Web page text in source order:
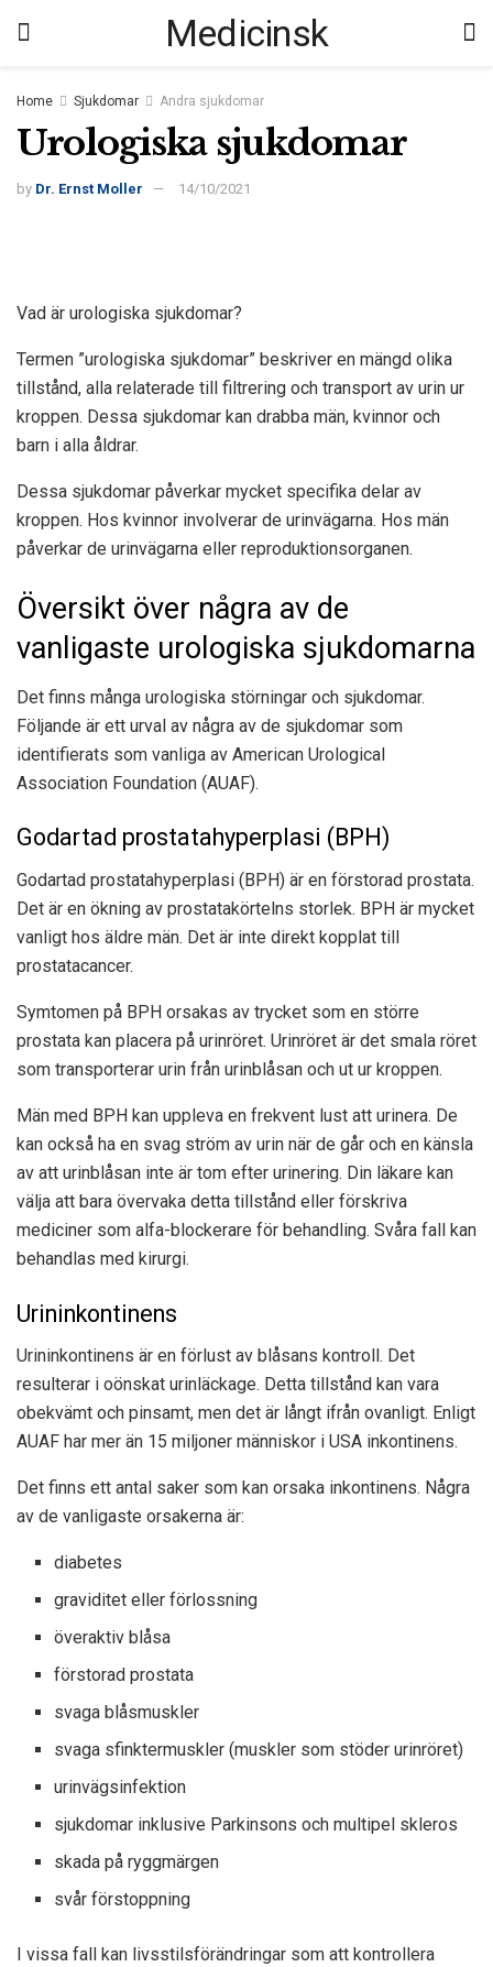
Medicinsk
Home Sjukdomar Andra sjukdomar
Urologiska sjukdomar
by Dr. Ernst Moller 14/10/2021
Vad är urologiska sjukdomar?
Termen ”urologiska sjukdomar” beskriver en mängd olika
tillstånd, alla relaterade till filtrering och transport av urin ur
kroppen. Dessa sjukdomar kan drabba män, kvinnor och
barn i alla åldrar.
Dessa sjukdomar påverkar mycket specifika delar av
kroppen. Hos kvinnor involverar de urinvägarna. Hos män
påverkar de urinvägarna eller reproduktionsorganen.
Översikt över några av de
vanligaste urologiska sjukdomarna
Det finns många urologiska störningar och sjukdomar.
Följande är ett urval av några av de sjukdomar som
identifierats som vanliga av American Urological
Association Foundation (AUAF).
Godartad prostatahyperplasi (BPH)
Godartad prostatahyperplasi (BPH) är en förstorad prostata.
Det är en ökning av prostatakörtelns storlek. BPH är mycket
vanligt hos äldre män. Det är inte direkt kopplat till
prostatacancer.
Symtomen på BPH orsakas av trycket som en större
prostata kan placera på urinröret. Urinröret är det smala röret
som transporterar urin från urinblåsan och ut ur kroppen.
Män med BPH kan uppleva en frekvent lust att urinera. De
kan också ha en svag ström av urin när de går och en känsla
av att urinblåsan inte är tom efter urinering. Din läkare kan
välja att bara övervaka detta tillstånd eller förskriva
mediciner som alfa-blockerare för behandling. Svåra fall kan
behandlas med kirurgi.
Urininkontinens
Urininkontinens är en förlust av blåsans kontroll. Det
resulterar i oönskat urinläckage. Detta tillstånd kan vara
obekvämt och pinsamt, men det är långt ifrån ovanligt. Enligt
AUAF har mer än 15 miljoner människor i USA inkontinens.
Det finns ett antal saker som kan orsaka inkontinens. Några
av de vanligaste orsakerna är:
diabetes
graviditet eller förlossning
överaktiv blåsa
förstorad prostata
svaga blåsmuskler
svaga sfinktermuskler (muskler som stöder urinröret)
urinvägsinfektion
sjukdomar inklusive Parkinsons och multipel skleros
skada på ryggmärgen
svår förstoppning
I vissa fall kan livsstilsförändringar som att kontrollera